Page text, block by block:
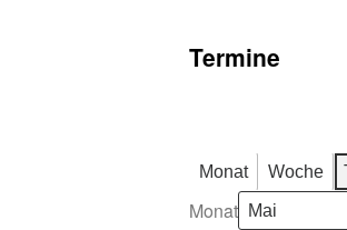
Termine
Monat Woche
Monat